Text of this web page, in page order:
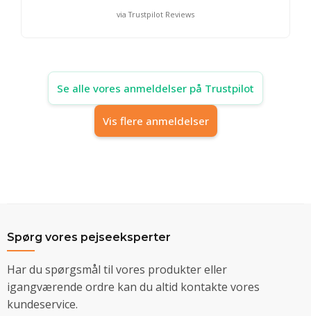
via Trustpilot Reviews
Se alle vores anmeldelser på Trustpilot
Vis flere anmeldelser
Spørg vores pejseeksperter
Har du spørgsmål til vores produkter eller
igangværende ordre kan du altid kontakte vores
kundeservice.